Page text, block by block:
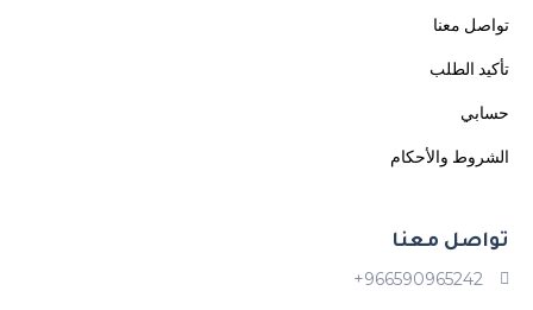
تواصل معنا
تأكيد الطلب
حسابي
الشروط والأحكام
تواصل معنا
966590965242+